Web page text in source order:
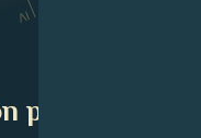
IV
planetaria